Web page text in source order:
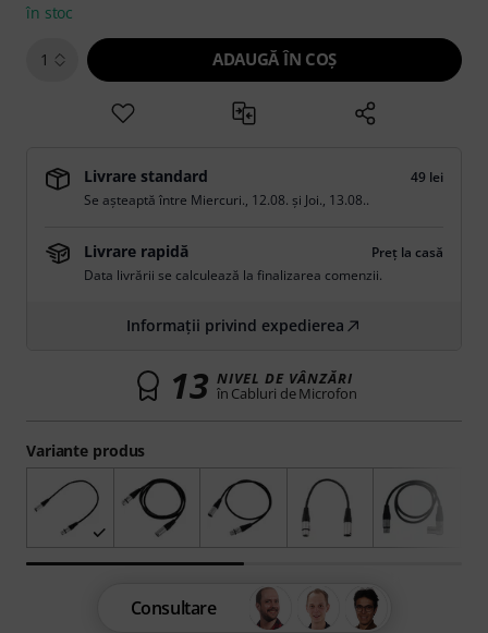
Variante produs
în stoc
1 ADAUGĂ ÎN COŞ
Livrare standard
49 lei
Se așteaptă între Miercuri., 12.08. și Joi., 13.08..
Livrare rapidă
Preț la casă
Data livrării se calculează la finalizarea comenzii.
Informații privind expedierea
13 NIVEL DE VÂNZĂRI
în Cabluri de Microfon
Consultare